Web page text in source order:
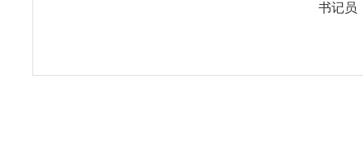
书记